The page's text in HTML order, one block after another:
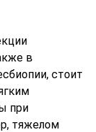
в
стоит
при
тяжелом